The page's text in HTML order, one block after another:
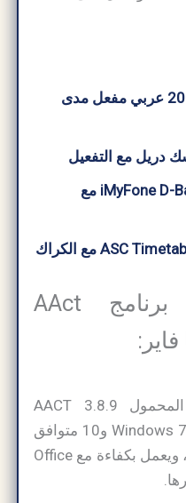
تحميل اوفيس 2007 عربي مفعل مدى
دريل مع التفعيل
تحميل برنامج iMyFone D-Back مع
مميزات تحميل برنامج AAct
برنامج التفعيل المحمول AACT 3.8.9
لنظامي التشغيل Windows 7 و10 متوافق
مع Windows XP، ويعمل بكفاءة مع Office